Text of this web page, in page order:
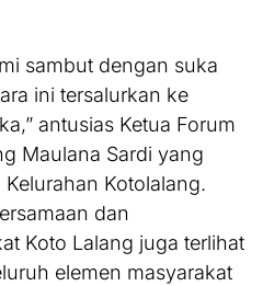
sambut dengan suka
ini tersalurkan ke
antusias Ketua Forum
Maulana Sardi yang
Kotolalang.
dan
Koto Lalang juga terlihat
elemen masyarakat